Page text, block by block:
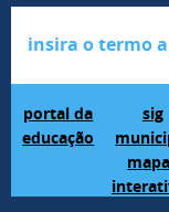
portal da
educação
sig